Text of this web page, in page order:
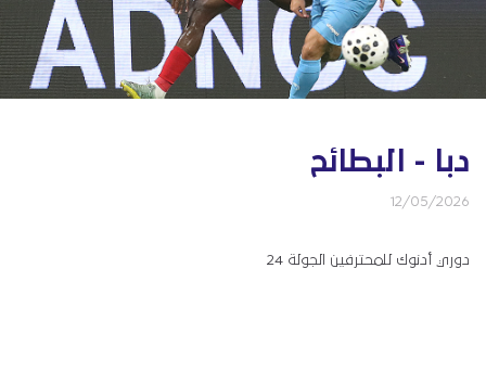
دبا - البطائح
12/05/2026
دوري أدنوك للمحترفين الجولة 24